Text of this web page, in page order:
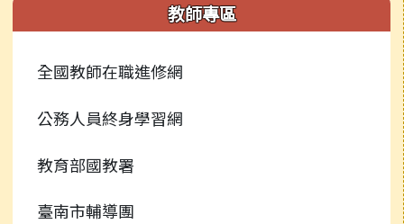
教師專區
全國教師在職進修網
公務人員終身學習網
教育部國教署
臺南市輔導團